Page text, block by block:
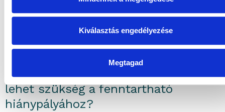
Kiválasztás engedélyezése
Megtagad
portfolioblogger
Mekkora költségvetési kiigazításra
lehet szükség a fenntartható
hiánypályához?